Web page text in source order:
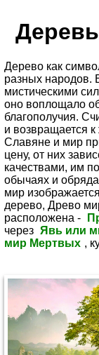
Дерево как
разных народов.
мистическими
оно воплощало
благополучия.
и возвращается
Славяне и мир
цену, от них
качествами, им
обычаях и
мир
дерево, Древо
расположена -
через Явь или
мир Мертвых ,